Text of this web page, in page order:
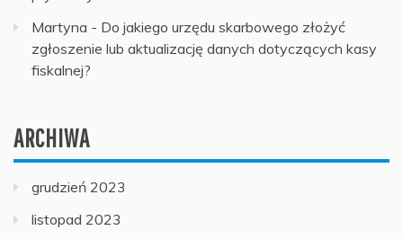
Martyna - Do jakiego urzędu skarbowego złożyć
zgłoszenie lub aktualizację danych dotyczących kasy
fiskalnej?
ARCHIWA
grudzień 2023
listopad 2023